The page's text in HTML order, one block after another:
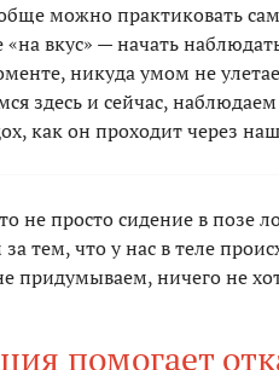
можно практиковать
«на вкус» — начать
никуда умом не
здесь и сейчас,
как он проходит через
не просто сидение в позе
тем, что у нас в теле
придумываем, ничего не
помогает